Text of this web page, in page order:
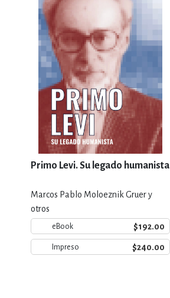
Primo Levi. Su legado humanista
Marcos Pablo Moloeznik Gruer y
otros
eBook $192.00
Impreso $240.00